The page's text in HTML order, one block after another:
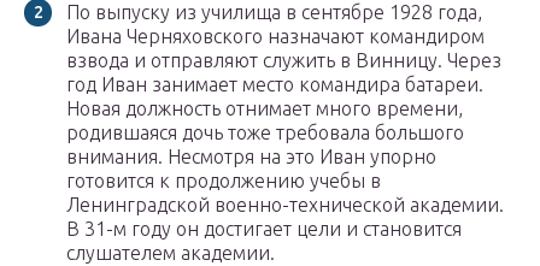
По выпуску из училища в сентябре 1928 года,
Ивана Черняховского назначают командиром
взвода и отправляют служить в Винницу. Через
год Иван занимает место командира батареи.
Новая должность отнимает много времени,
родившаяся дочь тоже требовала большого
внимания. Несмотря на это Иван упорно
готовится к продолжению учебы в
Ленинградской военно-технической академии.
В 31-м году он достигает цели и становится
слушателем академии.